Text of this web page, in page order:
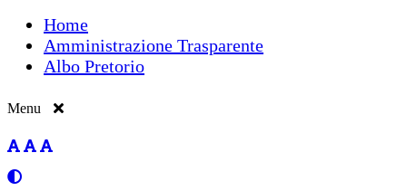
Home
Amministrazione Trasparente
Albo Pretorio
Menu